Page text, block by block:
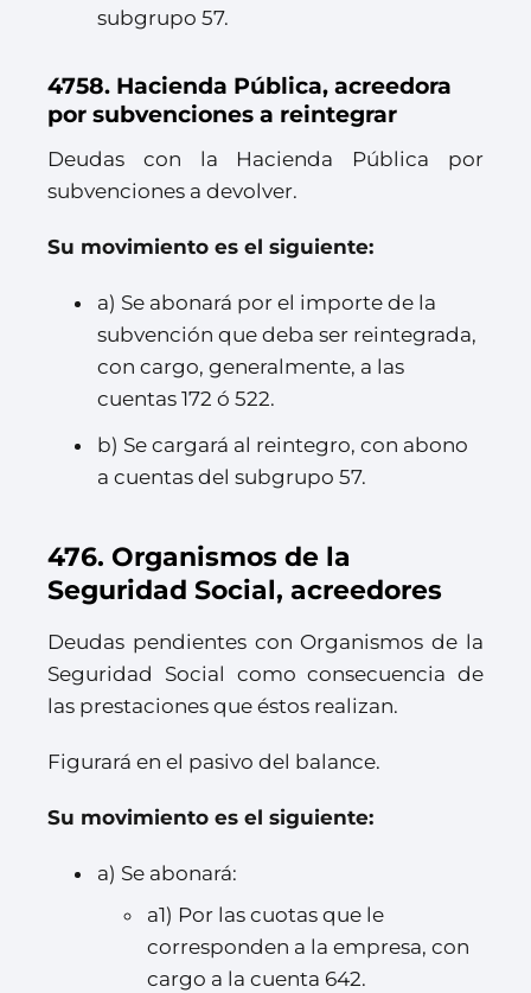
subgrupo 57.
4758. Hacienda Pública, acreedora
por subvenciones a reintegrar
Deudas con la Hacienda Pública por
subvenciones a devolver.
Su movimiento es el siguiente:
a) Se abonará por el importe de la
subvención que deba ser reintegrada,
con cargo, generalmente, a las
cuentas 172 ó 522.
b) Se cargará al reintegro, con abono
a cuentas del subgrupo 57.
476. Organismos de la
Seguridad Social, acreedores
Deudas pendientes con Organismos de la
Seguridad Social como consecuencia de
las prestaciones que éstos realizan.
Figurará en el pasivo del balance.
Su movimiento es el siguiente:
a) Se abonará:
a1) Por las cuotas que le
corresponden a la empresa, con
cargo a la cuenta 642.